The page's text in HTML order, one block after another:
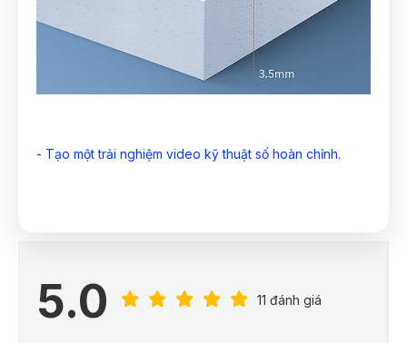
- Tạo một trải nghiệm video kỹ thuật số hoàn chỉnh.
5.0 11 đánh giá